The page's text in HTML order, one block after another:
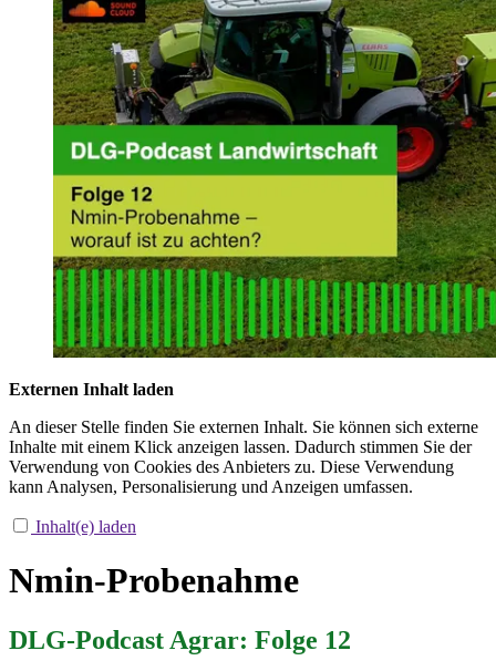
Externen Inhalt laden
An dieser Stelle finden Sie externen Inhalt. Sie können sich externe
Inhalte mit einem Klick anzeigen lassen. Dadurch stimmen Sie der
Verwendung von Cookies des Anbieters zu. Diese Verwendung
kann Analysen, Personalisierung und Anzeigen umfassen.
Inhalt(e) laden
Nmin-Probenahme
DLG-Podcast Agrar: Folge 12